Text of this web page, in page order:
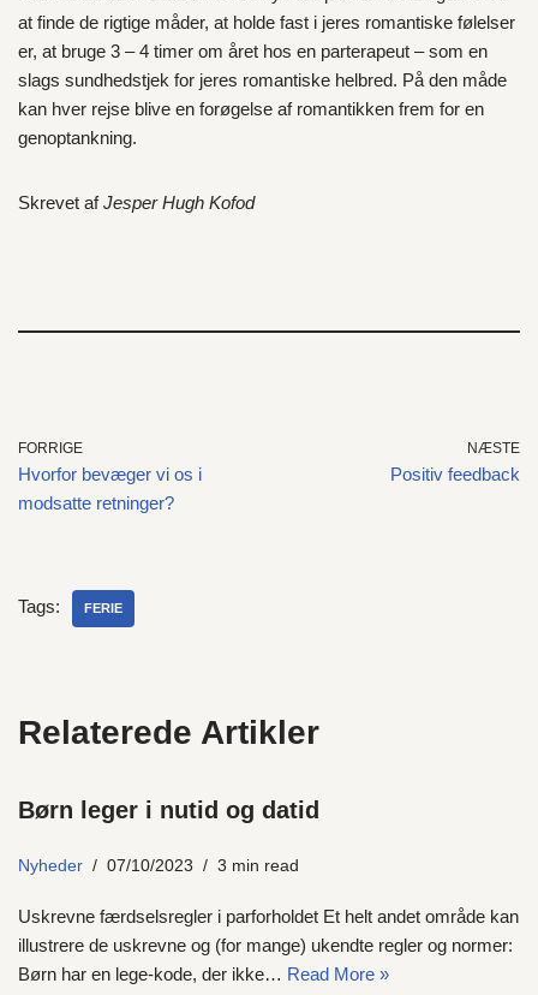
at finde de rigtige måder, at holde fast i jeres romantiske følelser
er, at bruge 3 – 4 timer om året hos en parterapeut – som en
slags sundhedstjek for jeres romantiske helbred. På den måde
kan hver rejse blive en forøgelse af romantikken frem for en
genoptankning.
Skrevet afJesper Hugh Kofod
FORRIGE
Hvorfor bevæger vi os i
modsatte retninger?
NÆSTE
Positiv feedback
Tags: FERIE
Relaterede Artikler
Børn leger i nutid og datid
Nyheder 07/10/2023 3 min read
Uskrevne færdselsregler i parforholdet Et helt andet område kan
illustrere de uskrevne og (for mange) ukendte regler og normer:
Børn har en lege-kode, der ikke… Read More »